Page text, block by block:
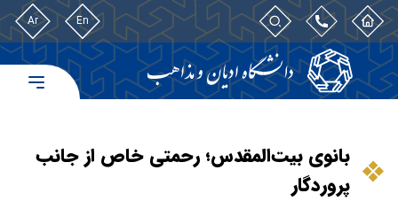
En
Ar
بانوی بیت‌المقدس؛ رحمتی خاص از جانب
پروردگار